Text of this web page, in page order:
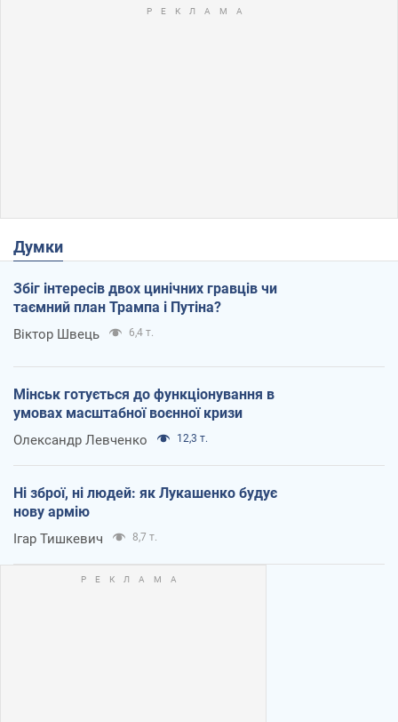
Думки
Збіг інтересів двох цинічних гравців чи
таємний план Трампа і Путіна?
Віктор Швець 6,4 т.
Мінськ готується до функціонування в
умовах масштабної воєнної кризи
Олександр Левченко 12,3 т.
Ні зброї, ні людей: як Лукашенко будує
нову армію
Ігар Тишкевич 8,7 т.